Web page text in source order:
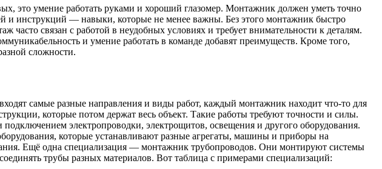
это умение работать руками и хороший глазомер. Монтажник должен уметь точно
и инструкций — навыки, которые не менее важны. Без этого монтажник быстро
часто связан с работой в неудобных условиях и требует внимательности к деталям.
и умение работать в команде добавят преимуществ. Кроме того,
сложности.
самые разные направления и виды работ, каждый монтажник находит что-то для
которые потом держат весь объект. Такие работы требуют точности и силы.
электропроводки, электрощитов, освещения и другого оборудования.
которые устанавливают разные агрегаты, машины и приборы на
Ещё одна специализация — монтажник трубопроводов. Они монтируют системы
трубы разных материалов. Вот таблица с примерами специализаций: